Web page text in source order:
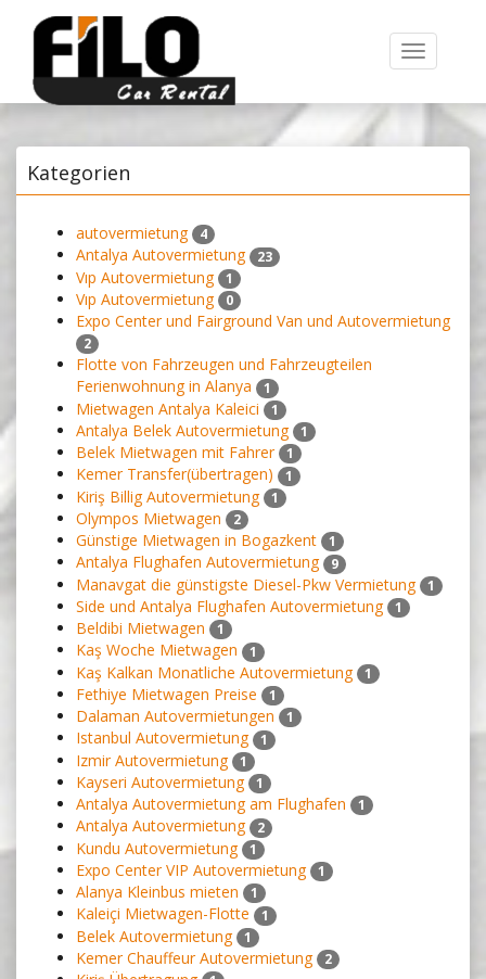
Toggle
navigation
Kategorien
autovermietung 4
Antalya Autovermietung 23
Vıp Autovermietung 1
Vıp Autovermietung 0
Expo Center und Fairground Van und Autovermietung
2
Flotte von Fahrzeugen und Fahrzeugteilen
Ferienwohnung in Alanya
1
Mietwagen Antalya Kaleici 1
Antalya Belek Autovermietung 1
Belek Mietwagen mit Fahrer 1
Kemer Transfer(übertragen) 1
Kiriş Billig Autovermietung 1
Olympos Mietwagen 2
Günstige Mietwagen in Bogazkent 1
Antalya Flughafen Autovermietung 9
Manavgat die günstigste Diesel-Pkw Vermietung 1
Side und Antalya Flughafen Autovermietung 1
Beldibi Mietwagen 1
Kaş Woche Mietwagen 1
Kaş Kalkan Monatliche Autovermietung 1
Fethiye Mietwagen Preise 1
Dalaman Autovermietungen 1
Istanbul Autovermietung 1
Izmir Autovermietung 1
Kayseri Autovermietung 1
Antalya Autovermietung am Flughafen 1
Antalya Autovermietung 2
Kundu Autovermietung 1
Expo Center VIP Autovermietung 1
Alanya Kleinbus mieten 1
Kaleiçi Mietwagen-Flotte 1
Belek Autovermietung 1
Kemer Chauffeur Autovermietung 2